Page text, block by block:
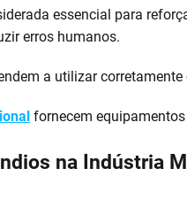
essencial para
erros humanos.
a utilizar
fornecem
na Indústria